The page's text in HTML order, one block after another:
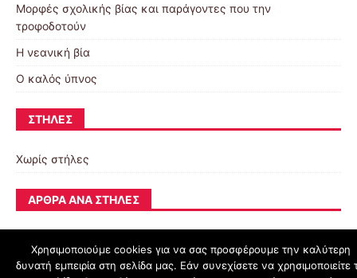
Μορφές σχολικής βίας και παράγοντες που την
τροφοδοτούν
Η νεανική βία
Ο καλός ύπνος
ΣΤΉΛΕΣ
Χωρίς στήλες
ΆΡΘΡΑ ΑΝΆ ΣΤΉΛΕΣ
Χρησιμοποιούμε cookies για να σας προσφέρουμε την καλύτερη
δυνατή εμπειρία στη σελίδα μας. Εάν συνεχίσετε να χρησιμοποιείτε